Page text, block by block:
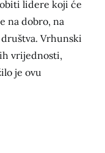
lidere koji će
na dobro, na
Vrhunski
vrijednosti,
je ovu